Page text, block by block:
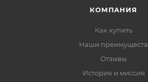
КОМПАНИЯ
Как купить
Наши преимущеста
Отзывы
История и миссия